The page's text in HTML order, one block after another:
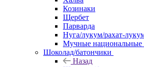
Козинаки
Щербет
Парварда
Нуга/лукум/рахат-
Мучные национальные
Шоколад/батончики
Назад